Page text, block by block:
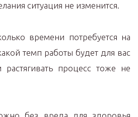
ситуация не изменится.
времени потребуется на
темп работы будет для вас
процесс тоже не